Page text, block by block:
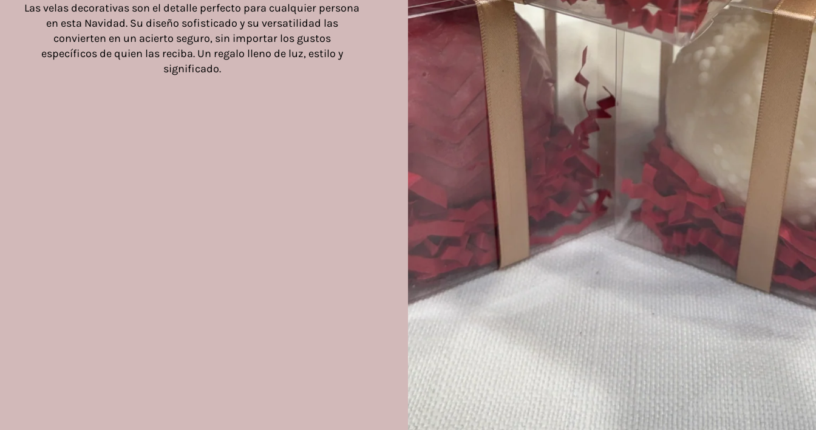
Las velas decorativas son el detalle perfecto para cualquier persona
en esta Navidad. Su diseño sofisticado y su versatilidad las
convierten en un acierto seguro, sin importar los gustos
específicos de quien las reciba. Un regalo lleno de luz, estilo y
significado.